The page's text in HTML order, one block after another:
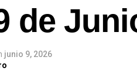
de
junio 9, 2026